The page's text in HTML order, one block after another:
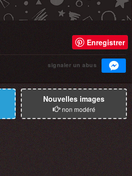
Enregistrer
signaler un abus
Nouvelles images
non modéré